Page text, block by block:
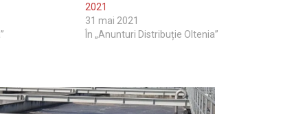
2021
31 mai 2021
În „Anunturi Distribuție Oltenia”